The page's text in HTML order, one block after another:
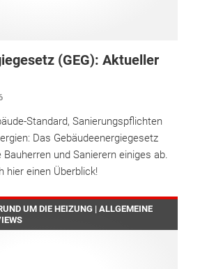
(GEG): Aktueller
Standard, Sanierungspflichten
Das Gebäudeenergiegesetz
Bauherren und Sanierern einiges ab.
hier einen Überblick!
UM DIE HEIZUNG | ALLGEMEINE